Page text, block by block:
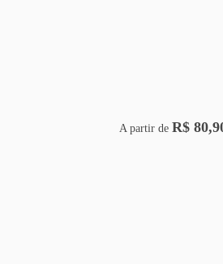
A partir de R$